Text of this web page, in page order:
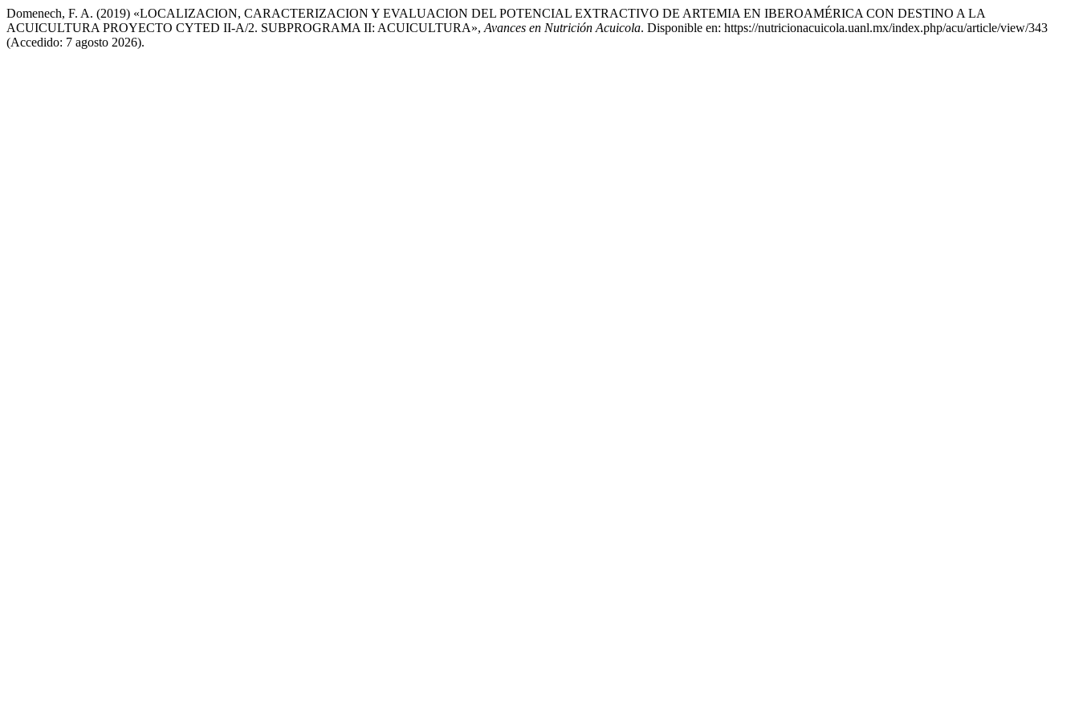
Domenech, F. A. (2019) «LOCALIZACION, CARACTERIZACION Y EVALUACION DEL POTENCIAL EXTRACTIVO DE ARTEMIA EN IBEROAMÉRICA CON DESTINO A LA
ACUICULTURA PROYECTO CYTED II-A/2. SUBPROGRAMA II: ACUICULTURA», Avances en Nutrición Acuicola. Disponible en: https://nutricionacuicola.uanl.mx/index.php/acu/article/view/343
(Accedido: 7 agosto 2026).